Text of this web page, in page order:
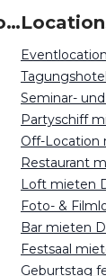
hochzeitslocation um Düsseldorf
Loft mieten
Bar mieten
Festsaal